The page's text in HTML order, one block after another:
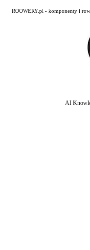
ROOWERY.pl - komponenty i
AI